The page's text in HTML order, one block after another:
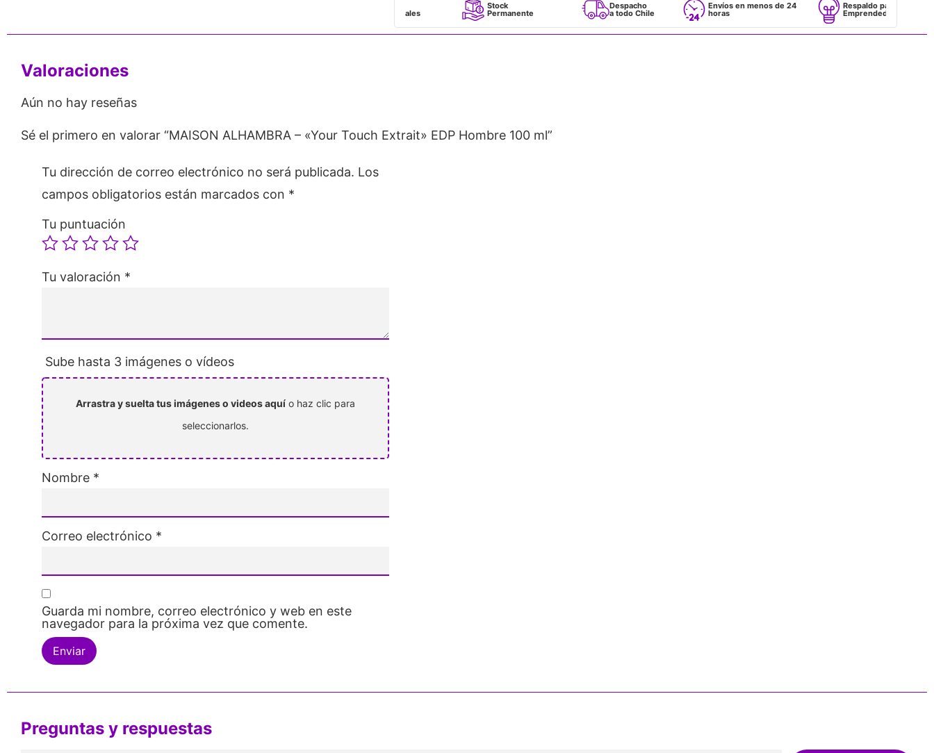
Stock
Permanente
Despacho
a todo Chile
Envíos en menos de 24
horas
Respaldo para
Emprendedores
Valoraciones
Aún no hay reseñas
Sé el primero en valorar “MAISON ALHAMBRA – «Your Touch Extrait» EDP Hombre 100 ml”
Tu dirección de correo electrónico no será publicada. Los
campos obligatorios están marcados con *
Tu puntuación
Tu valoración *
Sube hasta 3 imágenes o vídeos
Arrastra y suelta tus imágenes o videos aquí o haz clic para
seleccionarlos.
Nombre *
Correo electrónico *
Guarda mi nombre, correo electrónico y web en este
navegador para la próxima vez que comente.
Preguntas y respuestas